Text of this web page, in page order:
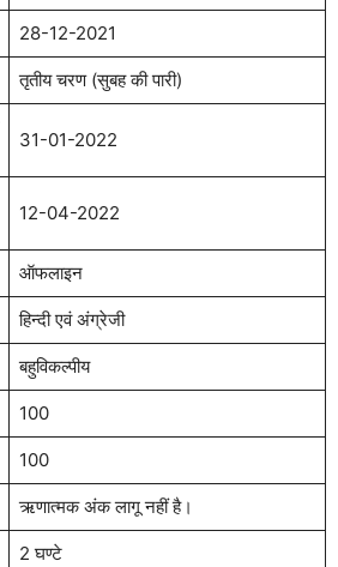
28-12-2021
तृतीय चरण (सुबह की पारी)
31-01-2022
12-04-2022
ऑफलाइन
हिन्दी एवं अंग्रेजी
बहुविकल्पीय
100
100
ऋणात्मक अंक लागू नहीं है।
2 घण्टे